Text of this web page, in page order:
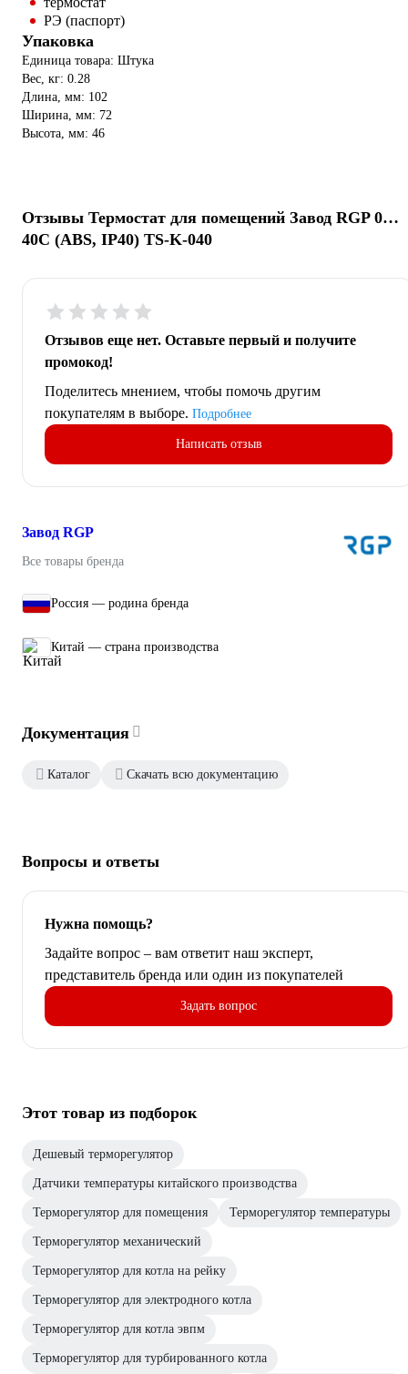
РЭ (паспорт)
Упаковка
Единица товара: Штука
Вес, кг: 0.28
Длина, мм: 102
Ширина, мм: 72
Высота, мм: 46
Отзывы Термостат для помещений Завод RGP 0…
40C (ABS, IP40) TS-K-040
Отзывов еще нет. Оставьте первый и получите
промокод!
Поделитесь мнением, чтобы помочь другим
покупателям в выборе. Подробнее
Написать отзыв
Завод RGP
Все товары бренда
Россия — родина бренда
Китай — страна производства
Документация
Каталог Скачать всю документацию
Вопросы и ответы
Нужна помощь?
Задайте вопрос – вам ответит наш эксперт,
представитель бренда или один из покупателей
Задать вопрос
Этот товар из подборок
Дешевый терморегулятор
Датчики температуры китайского производства
Терморегулятор для помещения Терморегулятор температуры
Терморегулятор механический
Терморегулятор для котла на рейку
Терморегулятор для электродного котла
Терморегулятор для котла эвпм
Терморегулятор для турбированного котла